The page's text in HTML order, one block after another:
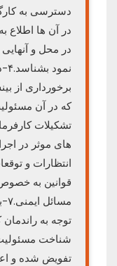
دسترسی به
در آن ها اطلاع
در محل و آنهایی
برخورداری از
تشکیلات
های موثر در
قوانین به
توجه به
شناخت مسئولیت
تفویض شده و